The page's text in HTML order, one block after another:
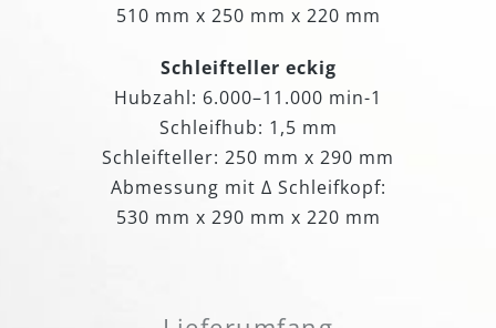
510 mm x 250 mm x 220 mm
Schleifteller eckig
Hubzahl: 6.000–11.000 min-1
Schleifhub: 1,5 mm
Schleifteller: 250 mm x 290 mm
Abmessung mit Δ Schleifkopf:
530 mm x 290 mm x 220 mm